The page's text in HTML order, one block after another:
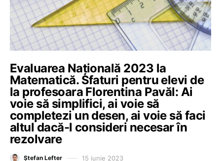
Evaluarea Națională 2023 la
Matematică. Sfaturi pentru elevi de
la profesoara Florentina Pavăl: Ai
voie să simplifici, ai voie să
completezi un desen, ai voie să faci
altul dacă-l consideri necesar în
rezolvare
Ștefan Lefter 15 iunie 2023